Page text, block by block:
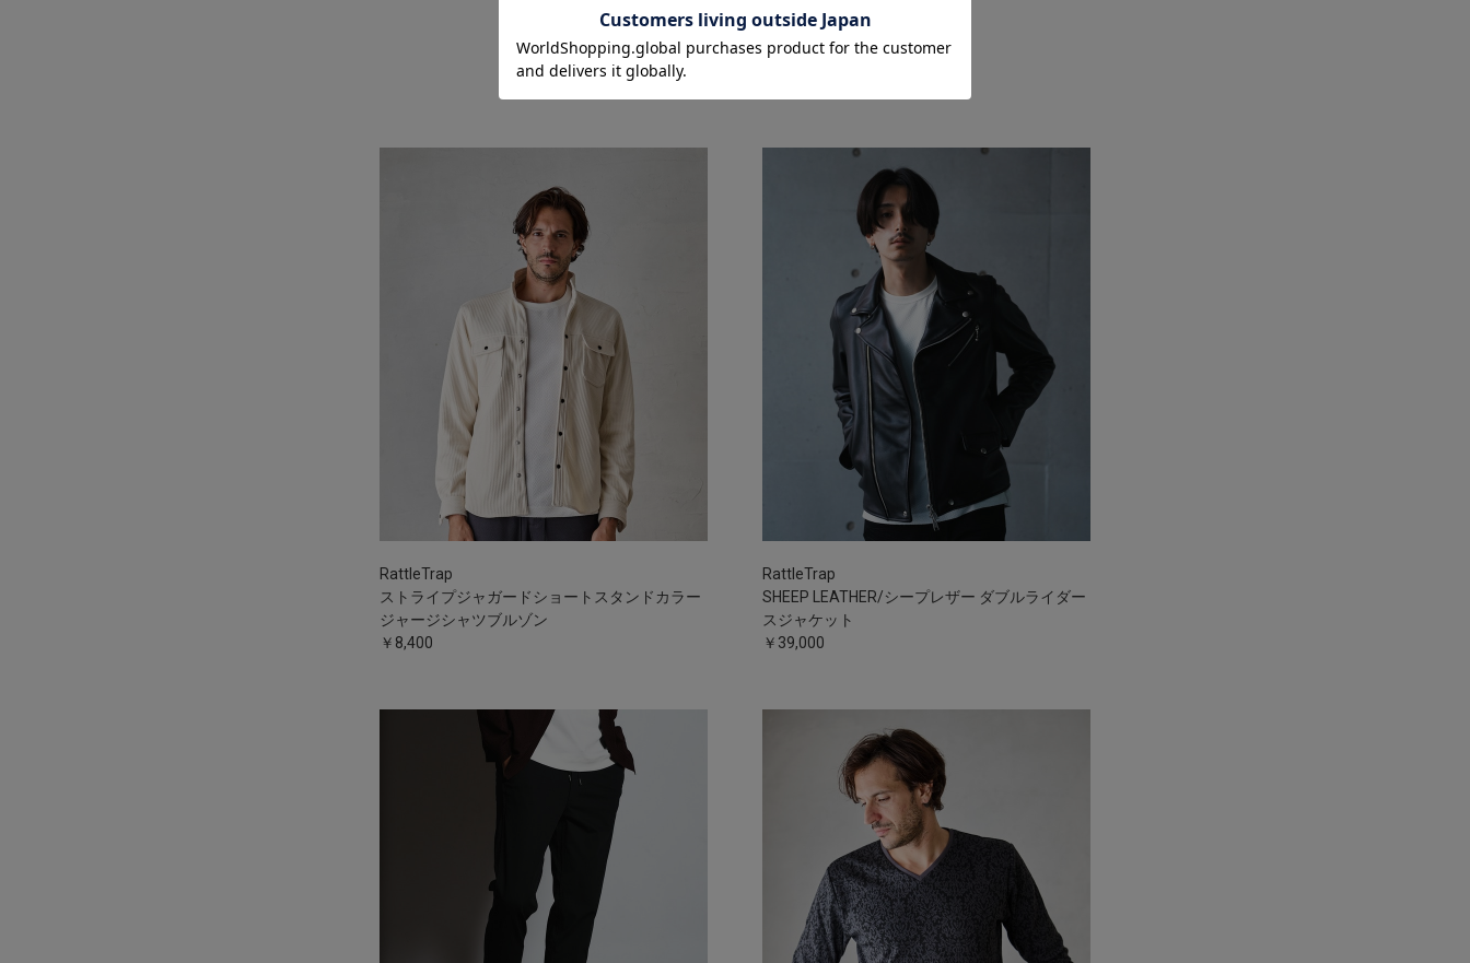
RattleTrap
ストライプジャガードショートスタンドカラー
ジャージシャツブルゾン
￥8,400
RattleTrap
SHEEP LEATHER/シープレザー ダブルライダー
スジャケット
￥39,000